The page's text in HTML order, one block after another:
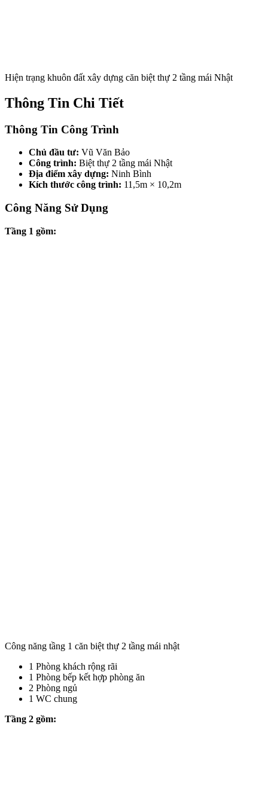
Hiện trạng khuôn đất xây dựng căn biệt thự 2 tầng mái Nhật
Thông Tin Chi Tiết
Thông Tin Công Trình
Chủ đầu tư: Vũ Văn Bảo
Công trình: Biệt thự 2 tầng mái Nhật
Địa điểm xây dựng: Ninh Bình
Kích thước công trình: 11,5m × 10,2m
Công Năng Sử Dụng
Tầng 1 gồm:
Công năng tầng 1 căn biệt thự 2 tầng mái nhật
1 Phòng khách rộng rãi
1 Phòng bếp kết hợp phòng ăn
2 Phòng ngủ
1 WC chung
Tầng 2 gồm: